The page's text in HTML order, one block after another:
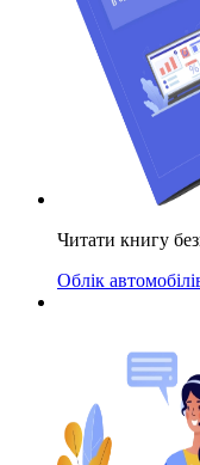
Читати книгу
Облік